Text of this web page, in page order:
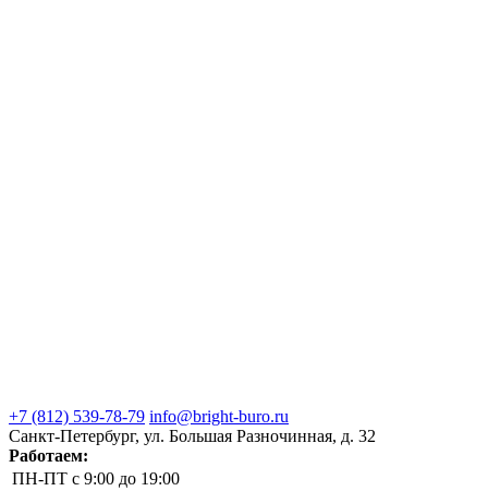
+7 (812) 539-78-79 info@bright-buro.ru
Санкт-Петербург, ул. Большая Разночинная, д. 32
Работаем:
ПН-ПТ с 9:00 до 19:00